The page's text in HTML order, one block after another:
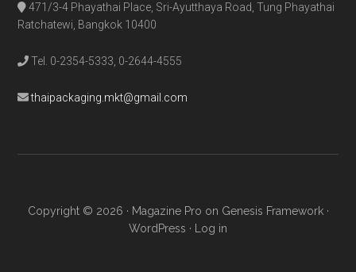
471/3-4 Phayathai Place, Sri-Ayutthaya Road, Tung Phayathai
Ratchatewi, Bangkok 10400
Tel. 0-2354-5333, 0-2644-4555
thaipackaging.mkt@gmail.com
Copyright © 2026 · Magazine Pro on Genesis Framework·
WordPress · Log in